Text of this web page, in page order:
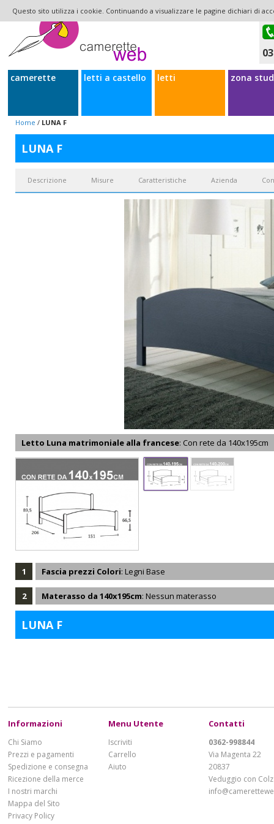
camerette letti a castello letti zona
Home / LUNA F
LUNA F
Descrizione Misure Caratteristiche Azienda
è un letto in legno semplice realizzato da
ridotta in larghezza di 20 cm, praticamente ospitano materassi da 140 al
manualità artigianale. Nel caso del letto Luna si è deciso di realizzare
sono squadrate e longilinee, gli spessori del letto sono costanti, testiera
semplice giroletto lineare, adatto a supportare una rete 140x200 a
. Il letto francese in legno
Il letto Luna è disponibile in un'unica versione con due formati.
(mat. 120x195)
Lunaappartiene alla categoria dei letti in
avere nelle sue sembianze naturali (legno chiaro con fiamma a vista)
anticato. Le vernici proposte da Scandola Mobili sono ad acqua quindi
riciclato o riutilizzato e la materia prima proviene da foreste controllate
cresce in maniera più lenta ma anche più robusta, dovendo resistere a
parco letti ma anche complementi d'arredo e armadiature da potervi
caso di fine vita del prodotto, il legno può essere sminuzzato per
francese LunaèScandola Mobili
mercato principale dell'azienda è quello austriaco/tedesco ma è ben
processi produttivi controllati a basse emissioni di inquinanti mettendo
soddisfa le esigenze di tutti, proponendo anche soluzioni a castello e
Letto Luna matrimoniale alla francese: Con rete da 140x195cm
1 Fascia prezzi Colori: Legni Base
2 Materasso da 140x195cm: Nessun materasso
LUNA F
Informazioni
Chi Siamo
Prezzi e pagamenti
Spedizione e consegna
Ricezione della merce
I nostri marchi
Mappa del Sito
Privacy Policy
Menu Utente
Iscriviti
Carrello
Aiuto
Contatti
0362-998844
Via Magenta 22
20837
Veduggio con
Questo sito utilizza i cookie. Continuando a visualizzare le pagine dichiari di